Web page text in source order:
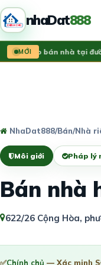
nhaDat888
MỚI
rao bán nhà tại đường
NhaDat888/Bán/Nhà
Môi giới Pháp lý
Bán nhà
622/26 Cộng Hòa,
✅Chính chủ — Xác minh